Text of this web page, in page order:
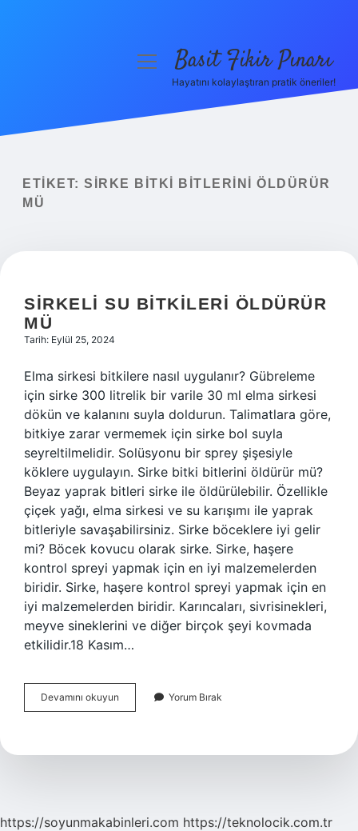
Yasal Uyarı
menüyüBasit Fikir Pınarı
Hayatını kolaylaştıran pratik öneriler!
ETIKET: SIRKE BITKI BITLERINI ÖLDÜRÜR
MÜ
SIRKELI SU BITKILERI ÖLDÜRÜR
MÜ
Tarih: Eylül 25, 2024
Elma sirkesi bitkilere nasıl uygulanır? Gübreleme
için sirke 300 litrelik bir varile 30 ml elma sirkesi
dökün ve kalanını suyla doldurun. Talimatlara göre,
bitkiye zarar vermemek için sirke bol suyla
seyreltilmelidir. Solüsyonu bir sprey şişesiyle
köklere uygulayın. Sirke bitki bitlerini öldürür mü?
Beyaz yaprak bitleri sirke ile öldürülebilir. Özellikle
çiçek yağı, elma sirkesi ve su karışımı ile yaprak
bitleriyle savaşabilirsiniz. Sirke böceklere iyi gelir
mi? Böcek kovucu olarak sirke. Sirke, haşere
kontrol spreyi yapmak için en iyi malzemelerden
biridir. Sirke, haşere kontrol spreyi yapmak için en
iyi malzemelerden biridir. Karıncaları, sivrisinekleri,
meyve sineklerini ve diğer birçok şeyi kovmada
etkilidir.18 Kasım…
Devamını okuyun
Su
Mü
Yorum Bırak
https://soyunmakabinleri.com https://teknolocik.com.tr